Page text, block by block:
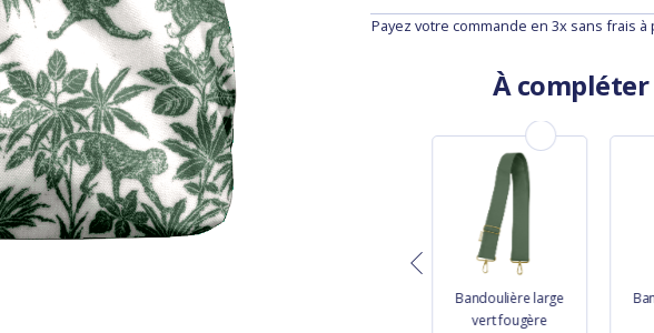
Payez votre commande en 3x sans frais à
À compléter
Bandoulière large
vert fougère